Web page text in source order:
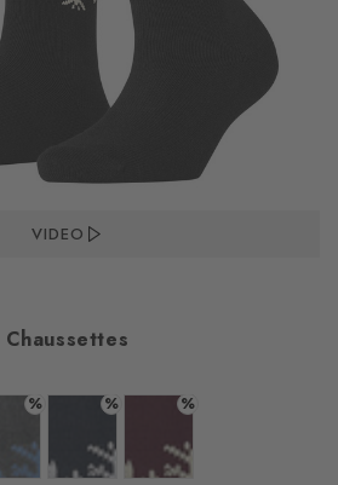
VIDEO
%
Couleur : dark grey
%
Couleur : marine
%
Couleur : claret